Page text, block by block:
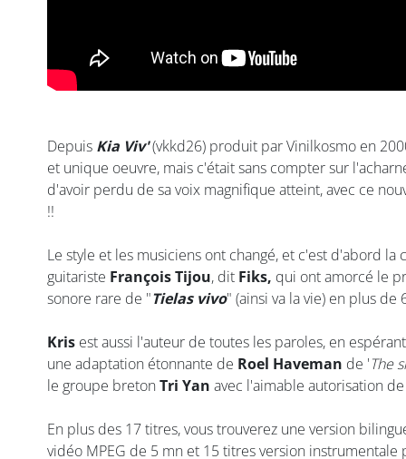
Depuis Kia Viv'(vkkd26) produit par Vinilkosmo en
et unique oeuvre, mais c'était sans compter sur
d'avoir perdu de sa voix magnifique atteint, avec ce
!!
Le style et les musiciens ont changé, et c'est d'abord
guitariste François Tijou, dit Fiks, qui ont amorcé le
sonore rare de "Tielas vivo" (ainsi va la vie) en plus
Kris est aussi l'auteur de toutes les paroles, en
une adaptation étonnante de Roel Haveman de 'The
le groupe bretonTri Yan avec l'aimable autorisation de
En plus des 17 titres, vous trouverez une version
vidéo MPEG de 5 mn et 15 titres version